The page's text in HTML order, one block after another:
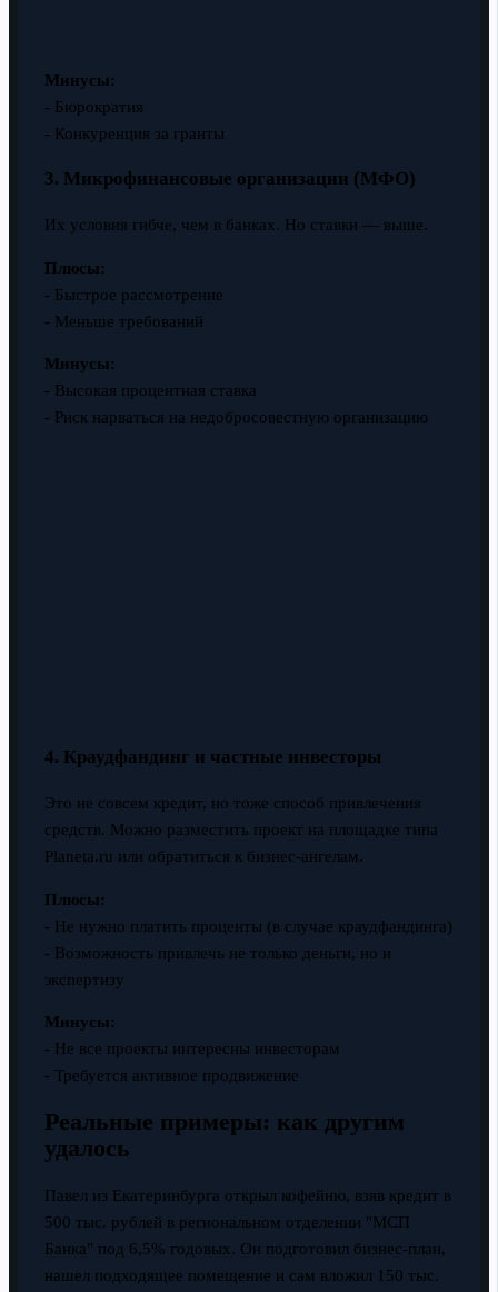
Минусы:
- Бюрократия
- Конкуренция за гранты
3. Микрофинансовые организации (МФО)
Их условия гибче, чем в банках. Но ставки — выше.
Плюсы:
- Быстрое рассмотрение
- Меньше требований
Минусы:
- Высокая процентная ставка
- Риск нарваться на недобросовестную организацию
4. Краудфандинг и частные инвесторы
Это не совсем кредит, но тоже способ привлечения
средств. Можно разместить проект на площадке типа
Planeta.ru или обратиться к бизнес-ангелам.
Плюсы:
- Не нужно платить проценты (в случае краудфандинга)
- Возможность привлечь не только деньги, но и
экспертизу
Минусы:
- Не все проекты интересны инвесторам
- Требуется активное продвижение
Реальные примеры: как другим
удалось
Павел из Екатеринбурга открыл кофейню, взяв кредит в
500 тыс. рублей в региональном отделении "МСП
Банка" под 6,5% годовых. Он подготовил бизнес-план,
нашел подходящее помещение и сам вложил 150 тыс.